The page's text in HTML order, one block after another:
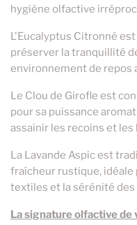
hygiène olfactive
L'Eucalyptus Citronné
préserver la tranquillité
environnement de repos
Le Clou de Girofle est
pour sa puissance
assainir les recoins et
La Lavande Aspic est
fraîcheur rustique, idéale
textiles et la sérénité des
La signature olfactive de